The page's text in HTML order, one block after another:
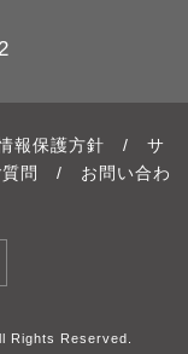
報保護方針 / サ
問 / お問い合わ
Rights Reserved.